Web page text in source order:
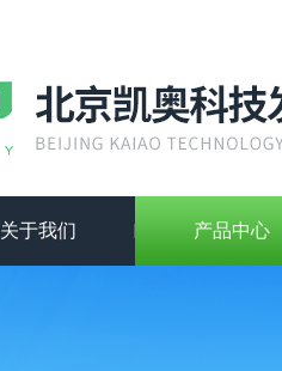
关于我们 产品中心